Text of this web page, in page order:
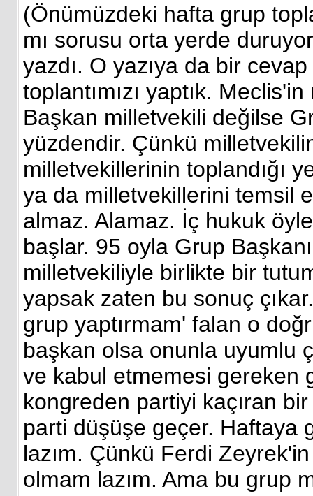
(Önümüzdeki hafta grup
mı sorusu orta yerde
yazdı. O yazıya da bir
toplantımızı yaptık.
Başkan milletvekili değilse
yüzdendir. Çünkü
milletvekillerinin toplandığı
ya da milletvekillerini temsil
almaz. Alamaz. İç hukuk
başlar. 95 oyla Grup
milletvekiliyle birlikte bir
yapsak zaten bu sonuç
grup yaptırmam' falan o
başkan olsa onunla uyumlu
ve kabul etmemesi gereken
kongreden partiyi kaçıran
parti düşüşe geçer. Haftaya
lazım. Çünkü Ferdi
olmam lazım. Ama bu grup